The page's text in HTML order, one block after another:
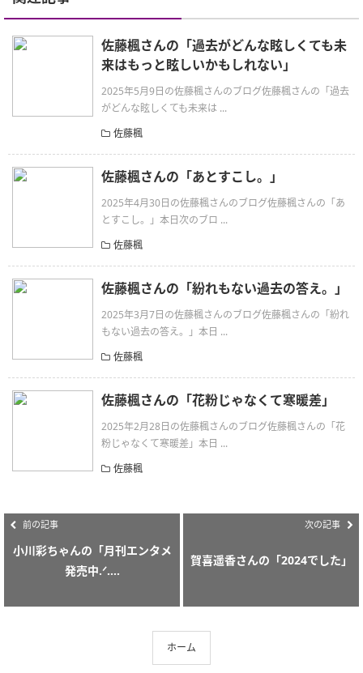
佐藤楓さんの「過去がどんな眩しくても未
来はもっと眩しいかもしれない」
2025年5月9日の佐藤楓さんのブログ佐藤楓さんの「過去
がどんな眩しくても未来は ...
佐藤楓
佐藤楓さんの「あとすこし。」
2025年4月30日の佐藤楓さんのブログ佐藤楓さんの「あ
とすこし。」本日次のブロ ...
佐藤楓
佐藤楓さんの「紛れもない過去の答え。」
2025年3月7日の佐藤楓さんのブログ佐藤楓さんの「紛れ
もない過去の答え。」本日 ...
佐藤楓
佐藤楓さんの「花粉じゃなくて寒暖差」
2025年2月28日の佐藤楓さんのブログ佐藤楓さんの「花
粉じゃなくて寒暖差」本日 ...
佐藤楓
前の記事
小川彩ちゃんの「月刊エンタメ
発売中.ᐟ....
次の記事
賀喜遥香さんの「2024でした」
ホーム